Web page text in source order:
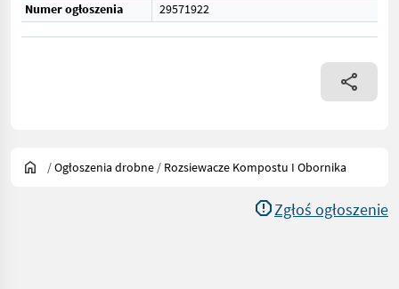
Numer ogłoszenia
29571922
/Ogłoszenia drobne / Rozsiewacze Kompostu I Obornika
Zgłoś ogłoszenie